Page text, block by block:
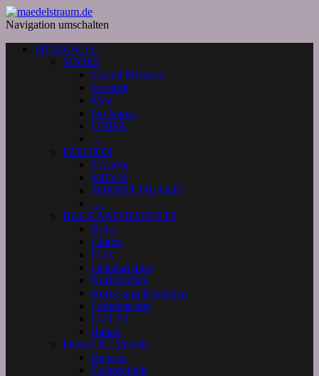
Navigation umschalten
PRODUKTE
SHOES
Castell Menorca
Espadrij
Mou
No Name
UNISA
…
FASHION
Espadrij
MBYM
SORBET ISLAND
…
BAGS AND BASKETS
Boho
Clutch
Girls
Häkeltaschen
Korbtaschen
Körbe und Körbchen
Ledertaschen
LOT 83
Rattan
Interior & Lifestyle
Bavaria
Eulenschnitt